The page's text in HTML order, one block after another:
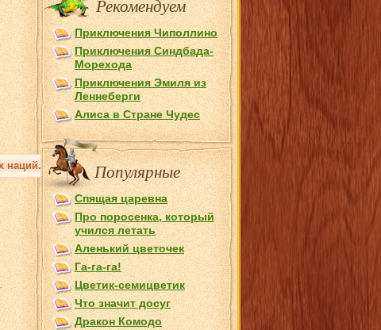
Рекомендуем
Приключения Чиполлино
Приключения Синдбада-
Морехода
Приключения Эмиля из
Лeннеберги
Алиса в Стране Чудес
Популярные
Спящая царевна
Про поросенка, который
учился летать
Аленький цветочек
Га-га-га!
Цветик-семицветик
Что значит досуг
Дракон Комодо
наций. Название народа по легенде произошло от имени